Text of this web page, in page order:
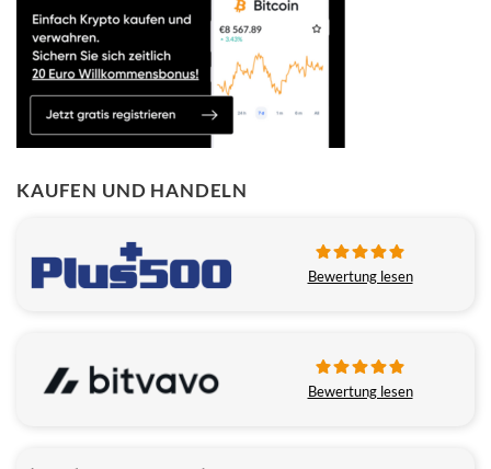
KAUFEN UND HANDELN
Bewertung lesen
Bewertung lesen